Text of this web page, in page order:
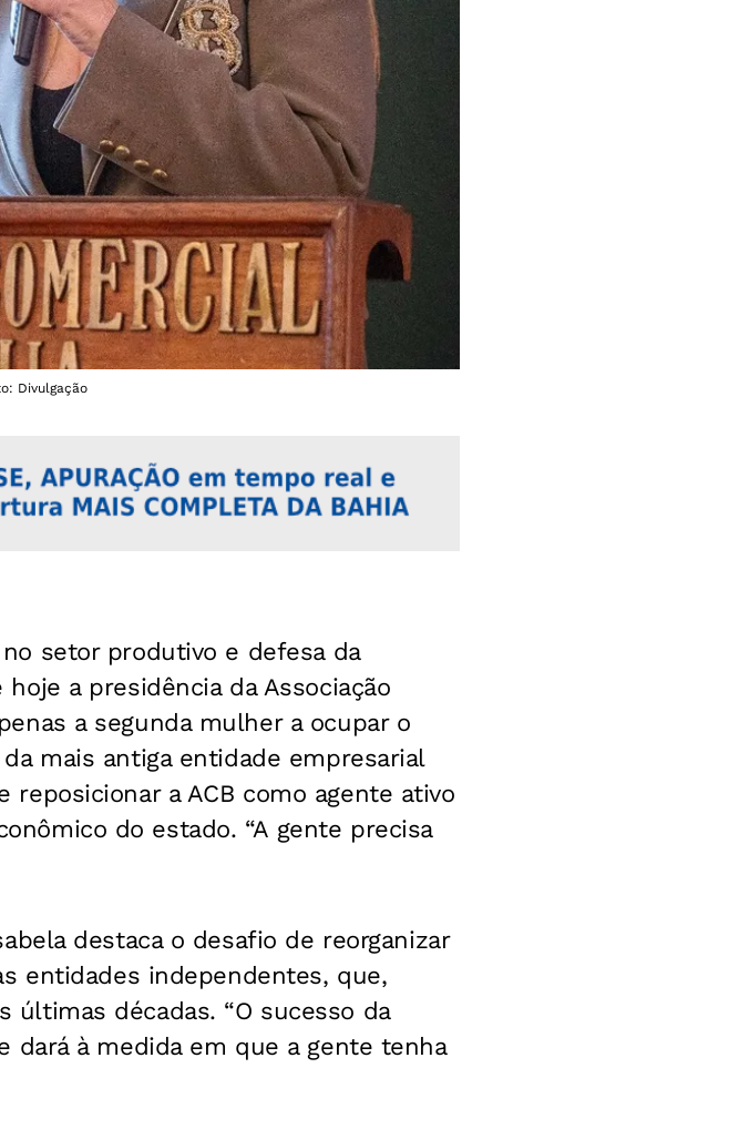
Divulgação
setor produtivo e defesa da
a presidência da Associação
a segunda mulher a ocupar o
mais antiga entidade empresarial
reposicionar a ACB como agente ativo
do estado. “A gente precisa
destaca o desafio de reorganizar
entidades independentes, que,
últimas décadas. “O sucesso da
dará à medida em que a gente tenha